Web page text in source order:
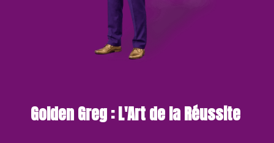
Golden Greg : L'Art de la Réussite